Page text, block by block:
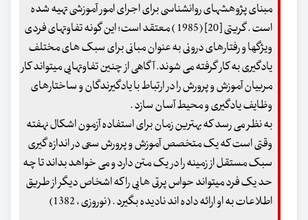
مبنای پژوهشهای روانشناسی برای اجرای امور آموزشی تهیه شده
است . گریتی [20] (1985 ) معتقد است؛ این گونه تفاوتهای فردی
ویژگها و رفتارهای درونی به عنوان مبانی برای سبک های مختلف
یادگیری به کار گرفته می شوند. آگاهی از چنین تفاوتهایی میتواند کار
مربیان آموزش و پرورش را در ارتباط با یادگیرندگان و ساختارهای
وظایف یادگیری و محیط آسان سازد .
به نظر می رسد که بهترین زمان برای استفاده آزمون اشکال نهفته
وقتی است که یک متخصص آموزش و پرورش سعی در اندازه گیری
سبک مستقل از زمینه را در یک متن دارد و می خواهد بداند تا چه
حد یک فرد میتواند حواس پرتی هایی را که اشخاص دیگر از طریق
اطلاعات به او ارائه داده اند نادیده بگیرد . (نوروزی ، 1382)